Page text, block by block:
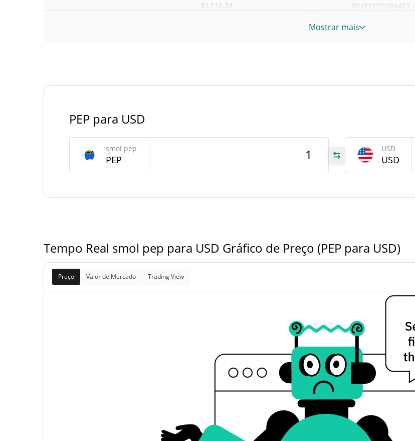
Volume24h
$1,116.34
Fornecimento de smol pep
Fornecimento em
Baixa / Alta de ontem
$0.000031084453 /
Mostrar mais
PEP para USD
smol pep
PEP
USD
USD
Tempo Real smol pep para USD Gráfico de Preço (PEP para USD)
Preço Valor de Mercado Trading View